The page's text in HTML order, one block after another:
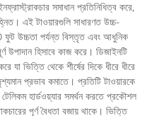
সমাধান প্রতিনিধিত্ব করে,
এই টাওয়ারগুলি সাধারণত উচ্চ-
উচ্চতা পর্যন্ত বিস্তৃত এবং আধুনিক
উপাদান হিসাবে কাজ করে। ডিজাইনটি
যা ভিত্তি থেকে শীর্ষের দিকে ধীরে ধীরে
প্রভাব কমাতে। প্রতিটি টাওয়ারকে
টেলিকম হার্ডওয়্যার সমর্থন করতে প্রকৌশল
পূর্ণ বৈধতা বজায় থাকে। ভিত্তি